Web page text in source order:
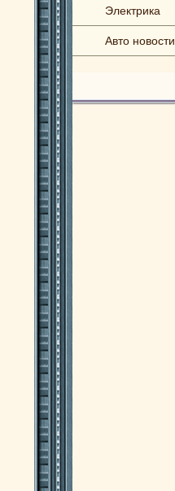
Электрика
Авто новости